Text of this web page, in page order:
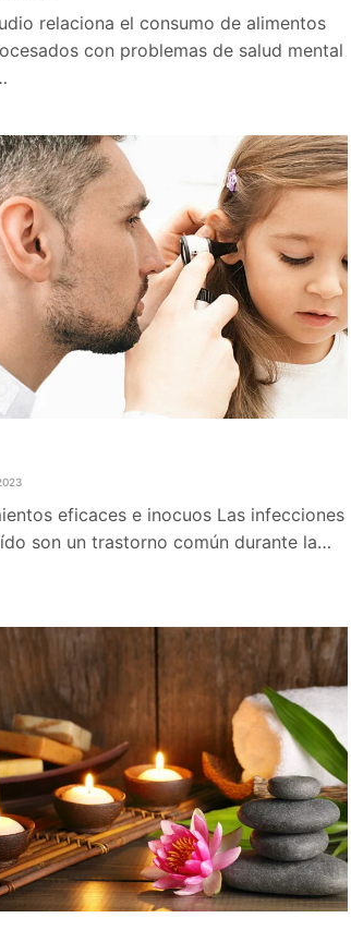
relaciona el consumo de alimentos
con problemas de salud mental
eficaces e inocuos Las infecciones
son un trastorno común durante la…